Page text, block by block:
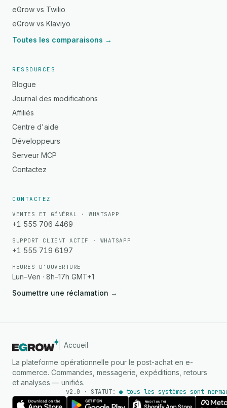
eGrow vs Twilio
eGrow vs Klaviyo
Toutes les comparaisons →
RESSOURCES
Blogue
Journal des modifications
Affiliés
Centre d'aide
Développeurs
Serveur MCP
Contactez
CONTACTEZ
VENTES ET GÉNÉRAL · WHATSAPP
+1 555 706 4469
SUPPORT CLIENT ACTIF · WHATSAPP
+1 555 719 6197
HEURES D'OUVERTURE
Lun–Ven · 8h–17h GMT+1
Soumettre une réclamation →
Accueil
La plateforme opérationnelle pour le post-achat en e-
commerce. Commandes, messagerie, expéditions, retours
et analyses — unifiés.
v2.0 · STATUT: ● tous les systèmes sont